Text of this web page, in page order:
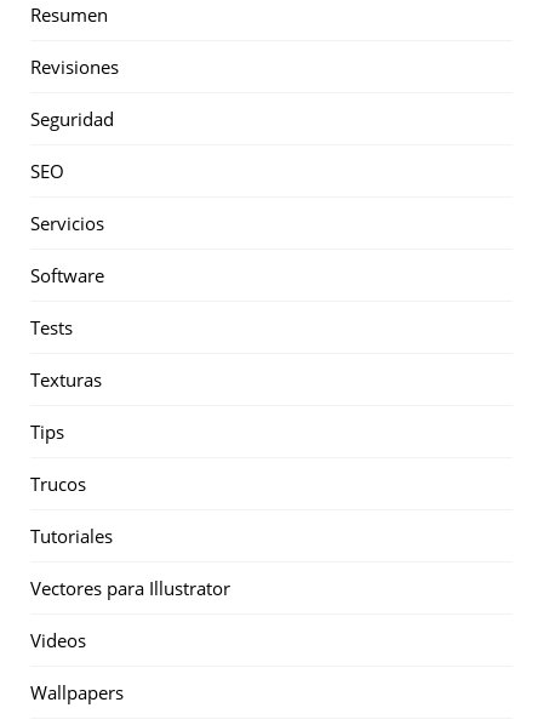
Resumen
Revisiones
Seguridad
SEO
Servicios
Software
Tests
Texturas
Tips
Trucos
Tutoriales
Vectores para Illustrator
Videos
Wallpapers